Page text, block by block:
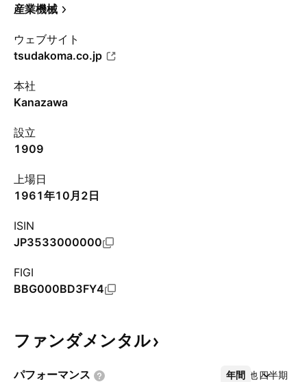
産業機械
ウェブサイト
tsudakoma.co.jp
本社
Kanazawa
設立
1909
上場日
1961年10月2日
ISIN
JP3533000000
FIGI
BBG000BD3FY4
ファンダメンタル
パフォーマンス 年間 四半期
その他